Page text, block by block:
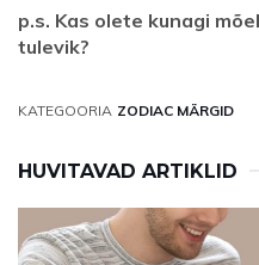
p.s. Kas olete kunagi
tulevik?
KATEGOORIA ZODIAC MÄRGID
HUVITAVAD ARTIKLID